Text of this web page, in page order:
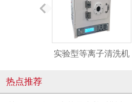
实验型等离子清洗机
热点推荐